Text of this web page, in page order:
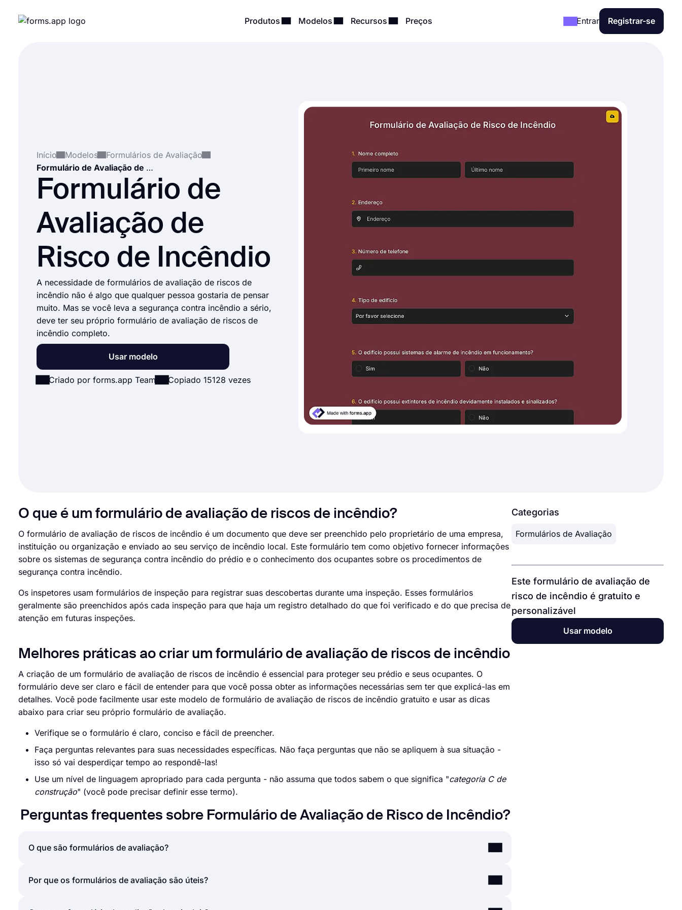
Produtos Modelos Recursos Preços Entrar Registrar-se
Início Modelos
Formulários de Avaliação
Formulário de Avaliação de Risco de Incêndio
Formulário de
Avaliação de
Risco de Incêndio
A necessidade de formulários de avaliação de riscos de
incêndio não é algo que qualquer pessoa gostaria de pensar
muito. Mas se você leva a segurança contra incêndio a sério,
deve ter seu próprio formulário de avaliação de riscos de
incêndio completo.
Usar modelo
Criado por forms.app Team Copiado 15128 vezes
O que é um formulário de avaliação de riscos de incêndio?
O formulário de avaliação de riscos de incêndio é um documento que deve ser preenchido pelo proprietário de uma empresa,
instituição ou organização e enviado ao seu serviço de incêndio local. Este formulário tem como objetivo fornecer informações
sobre os sistemas de segurança contra incêndio do prédio e o conhecimento dos ocupantes sobre os procedimentos de
segurança contra incêndio.
Os inspetores usam formulários de inspeção para registrar suas descobertas durante uma inspeção. Esses formulários
geralmente são preenchidos após cada inspeção para que haja um registro detalhado do que foi verificado e do que precisa de
atenção em futuras inspeções.
Melhores práticas ao criar um formulário de avaliação de riscos de incêndio
A criação de um formulário de avaliação de riscos de incêndio é essencial para proteger seu prédio e seus ocupantes. O
formulário deve ser claro e fácil de entender para que você possa obter as informações necessárias sem ter que explicá-las em
detalhes. Você pode facilmente usar este modelo de formulário de avaliação de riscos de incêndio gratuito e usar as dicas
abaixo para criar seu próprio formulário de avaliação.
Verifique se o formulário é claro, conciso e fácil de preencher.
Faça perguntas relevantes para suas necessidades específicas. Não faça perguntas que não se apliquem à sua situação -
isso só vai desperdiçar tempo ao respondê-las!
Use um nível de linguagem apropriado para cada pergunta - não assuma que todos sabem o que significa "categoria C de
construção" (você pode precisar definir esse termo).
Perguntas frequentes sobre Formulário de Avaliação de Risco de Incêndio?
O que são formulários de avaliação?
Um formulário de avaliação é um documento que apresenta uma série de questões para avaliar um evento, produto,
Por que os formulários de avaliação são úteis?
Categorias
Formulários de Avaliação
Este formulário de avaliação de
risco de incêndio é gratuito e
personalizável
Usar modelo